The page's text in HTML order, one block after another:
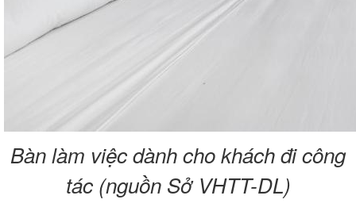
Bàn làm việc dành cho khách đi công
tác (nguồn Sở VHTT-DL)